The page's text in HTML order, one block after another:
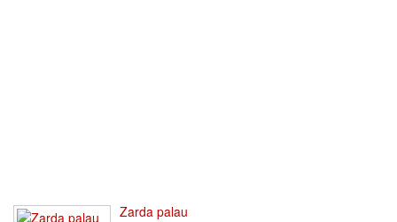
Zarda palau